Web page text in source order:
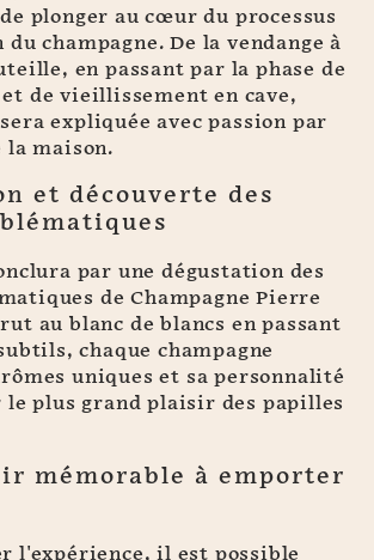
plonger au cœur du processus
champagne. De la vendange à
en passant par la phase de
de vieillissement en cave,
expliquée avec passion par
la maison.
et découverte des
par une dégustation des
de Champagne Pierre
au blanc de blancs en passant
chaque champagne
uniques et sa personnalité
plus grand plaisir des papilles
mémorable à emporter
l'expérience, il est possible